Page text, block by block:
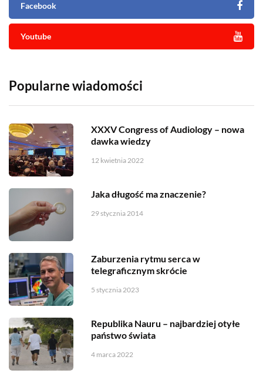
Facebook
Youtube
Popularne wiadomości
XXXV Congress of Audiology – nowa
dawka wiedzy
12 kwietnia 2022
Jaka długość ma znaczenie?
29 stycznia 2014
Zaburzenia rytmu serca w
telegraficznym skrócie
5 stycznia 2023
Republika Nauru – najbardziej otyłe
państwo świata
4 marca 2022